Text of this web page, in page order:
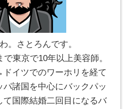
。さとろんです。
東京で10年以上美容師。
イツでのワーホリを経て
パ諸国を中心にバックパッ
て国際結婚二回目になるバ